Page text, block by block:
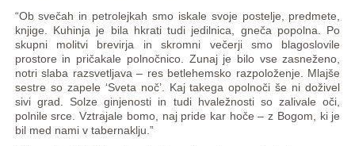
“Ob svečah in petrolejkah smo iskale svoje postelje, predmete,
knjige. Kuhinja je bila hkrati tudi jedilnica, gneča popolna. Po
skupni molitvi brevirja in skromni večerji smo blagoslovile
prostore in pričakale polnočnico. Zunaj je bilo vse zasneženo,
notri slaba razsvetljava – res betlehemsko razpoloženje. Mlajše
sestre so zapele ‘Sveta noč’. Kaj takega opolnoči še ni doživel
sivi grad. Solze ginjenosti in tudi hvaležnosti so zalivale oči,
polnile srce. Vztrajale bomo, naj pride kar hoče – z Bogom, ki je
bil med nami v tabernaklju.”